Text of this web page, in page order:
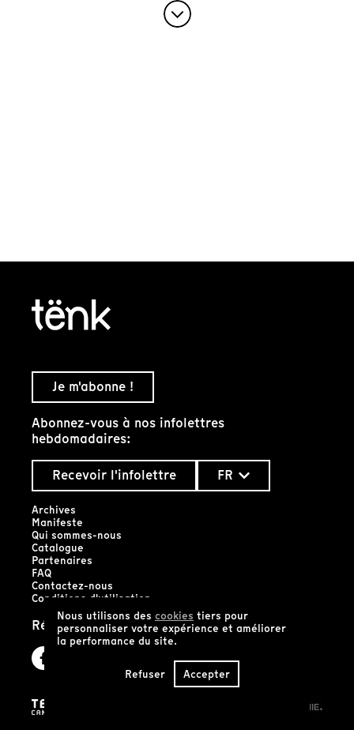
Nous utilisons des cookies tiers pour
personnaliser votre expérience et améliorer
la performance du site.
Refuser Accepter
Je m'abonne !
Abonnez-vous à nos infolettres
hebdomadaires:
Recevoir l'infolettre
FR
Archives
Manifeste
Qui sommes-nous
Catalogue
Partenaires
FAQ
Contactez-nous
Conditions d'utilisation
Réseaux sociaux